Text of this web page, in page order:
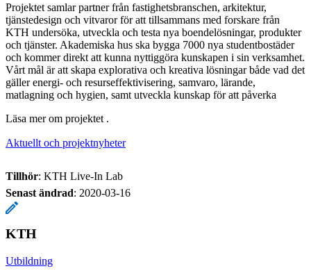
Projektet samlar partner från fastighetsbranschen, arkitektur,
tjänstedesign och vitvaror för att tillsammans med forskare från
KTH undersöka, utveckla och testa nya boendelösningar, produkter
och tjänster. Akademiska hus ska bygga 7000 nya studentbostäder
och kommer direkt att kunna nyttiggöra kunskapen i sin verksamhet.
Vårt mål är att skapa explorativa och kreativa lösningar både vad det
gäller energi- och resurseffektivisering, samvaro, lärande,
matlagning och hygien, samt utveckla kunskap för att påverka
Läsa mer om projektet .
Aktuellt och projektnyheter
Tillhör: KTH Live-In Lab
Senast ändrad: 2020-03-16
KTH
Utbildning